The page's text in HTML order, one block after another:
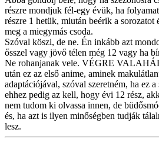
részre mondjuk fél-egy évük, ha
részre 1 hetük, miután beérik a
meg a miegymás csoda.
Szóval köszi, de ne. Én inkább azt
ősszel vagy jövő télen még 12 vagy ha
Ne rohanjanak vele. VÉGRE
után ez az első anime, aminek
adaptációjával, szóval szeretném, ha ez
ehhez pedig az kell, hogy évi 12 rész,
nem tudom ki olvassa innen, de
és, ha azt is ilyen minőségben tudják
lesz.